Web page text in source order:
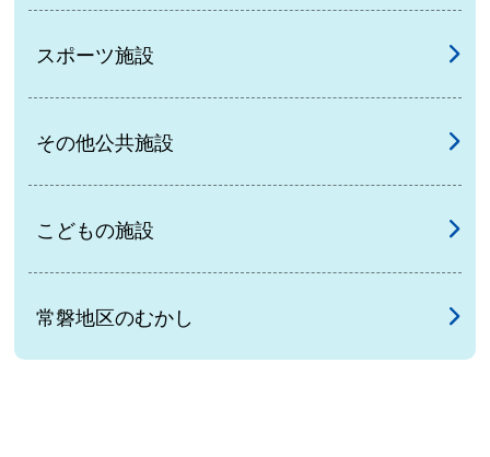
スポーツ施設
その他公共施設
こどもの施設
常磐地区のむかし